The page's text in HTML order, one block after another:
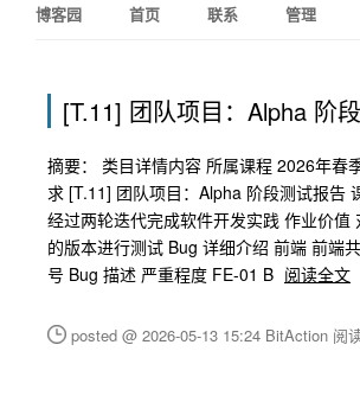
博客园 首页 联系 管理
[T.11] 团队项目：Alpha 阶
摘要： 类目详情内容 所属课程 2026年春
求 [T.11] 团队项目：Alpha 阶段测试报告
经过两轮迭代完成软件开发实践 作业价值
的版本进行测试 Bug 详细介绍 前端 前端
号 Bug 描述 严重程度 FE-01 B 阅读全文
posted @ 2026-05-13 15:24 BitAction 阅